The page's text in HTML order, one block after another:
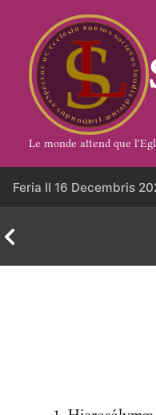
contenu
Le monde attend que
Feria II 16 Decembris